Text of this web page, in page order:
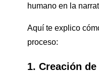
humano en la
Aquí te explico
proceso:
1. Creación